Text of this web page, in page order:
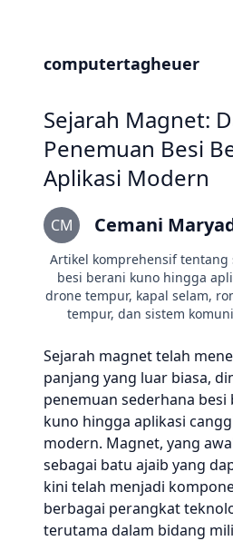
computertagheuer
Sejarah Magnet:
Penemuan Besi
Aplikasi Modern
CM Cemani
Artikel komprehensif
besi berani kuno hingga
drone tempur, kapal selam,
tempur, dan sistem
Sejarah magnet telah
panjang yang luar biasa,
penemuan sederhana besi
kuno hingga aplikasi
modern. Magnet, yang
sebagai batu ajaib yang
kini telah menjadi
berbagai perangkat
terutama dalam bidang